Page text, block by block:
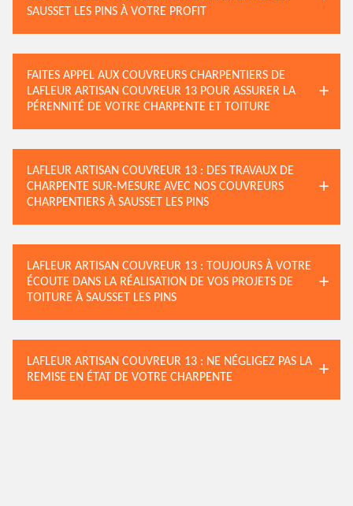
SAUSSET LES PINS À VOTRE PROFIT
FAITES APPEL AUX COUVREURS CHARPENTIERS DE
LAFLEUR ARTISAN COUVREUR 13 POUR ASSURER LA
PÉRENNITÉ DE VOTRE CHARPENTE ET TOITURE
LAFLEUR ARTISAN COUVREUR 13 : DES TRAVAUX DE
CHARPENTE SUR-MESURE AVEC NOS COUVREURS
CHARPENTIERS À SAUSSET LES PINS
LAFLEUR ARTISAN COUVREUR 13 : TOUJOURS À VOTRE
ÉCOUTE DANS LA RÉALISATION DE VOS PROJETS DE
TOITURE À SAUSSET LES PINS
LAFLEUR ARTISAN COUVREUR 13 : NE NÉGLIGEZ PAS LA
REMISE EN ÉTAT DE VOTRE CHARPENTE